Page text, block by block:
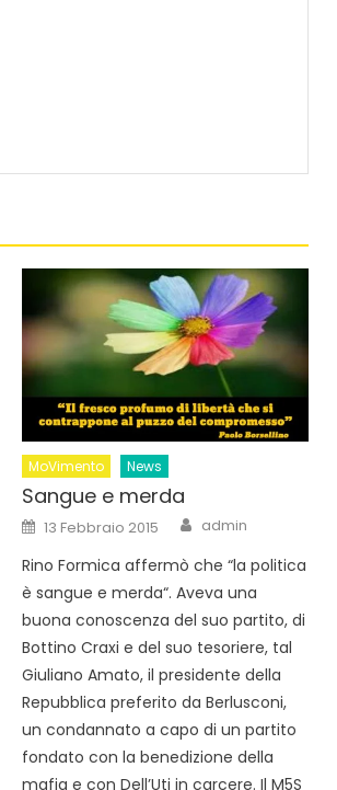
MoVimento News
Sangue e merda
Posted
on
13 Febbraio 2015 Author
admin
Rino Formica affermò che “la politica
è sangue e merda“. Aveva una
buona conoscenza del suo partito, di
Bottino Craxi e del suo tesoriere, tal
Giuliano Amato, il presidente della
Repubblica preferito da Berlusconi,
un condannato a capo di un partito
fondato con la benedizione della
mafia e con Dell’Uti in carcere. Il M5S